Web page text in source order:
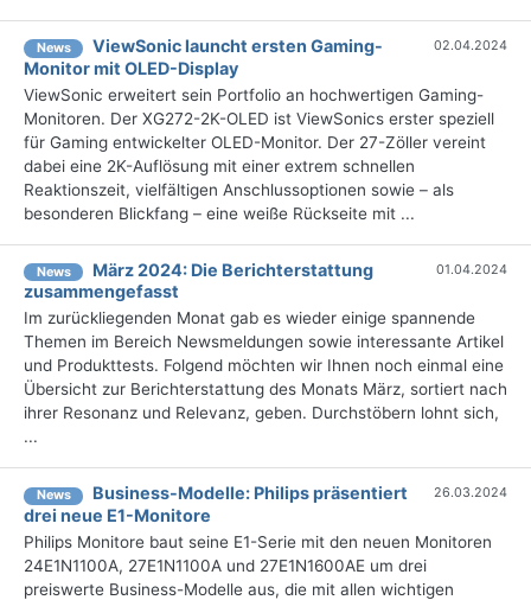
News
ViewSonic launcht ersten Gaming-
Monitor mit OLED-Display
02.04.2024
ViewSonic erweitert sein Portfolio an hochwertigen Gaming-
Monitoren. Der XG272-2K-OLED ist ViewSonics erster speziell
für Gaming entwickelter OLED-Monitor. Der 27-Zöller vereint
dabei eine 2K-Auflösung mit einer extrem schnellen
Reaktionszeit, vielfältigen Anschlussoptionen sowie – als
besonderen Blickfang – eine weiße Rückseite mit ...
News
März 2024: Die Bericht­erstattung
zusammengefasst
01.04.2024
Im zurückliegenden Monat gab es wieder einige spannende
Themen im Bereich Newsmeldungen sowie interessante Artikel
und Produkttests. Folgend möchten wir Ihnen noch einmal eine
Übersicht zur Berichterstattung des Monats März, sortiert nach
ihrer Resonanz und Relevanz, geben. Durchstöbern lohnt sich,
...
News
Business-Modelle: Philips präsentiert
drei neue E1-Monitore
26.03.2024
Philips Monitore baut seine E1-Serie mit den neuen Monitoren
24E1N1100A, 27E1N1100A und 27E1N1600AE um drei
preiswerte Business-Modelle aus, die mit allen wichtigen